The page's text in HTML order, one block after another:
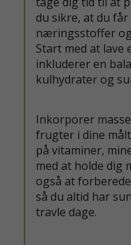
du sikre, at du
næringsstoffer
Start med at lave
inkluderer en
kulhydrater og
Inkorporer
frugter i dine
på vitaminer,
med at holde dig
også at
så du altid har
travle dage.